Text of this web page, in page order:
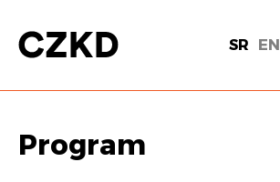
SR EN
Program